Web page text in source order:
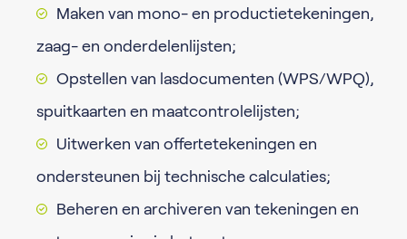
Maken van mono- en productietekeningen,
zaag- en onderdelenlijsten;
Opstellen van lasdocumenten (WPS/WPQ),
spuitkaarten en maatcontrolelijsten;
Uitwerken van offertetekeningen en
ondersteunen bij technische calculaties;
Beheren en archiveren van tekeningen en